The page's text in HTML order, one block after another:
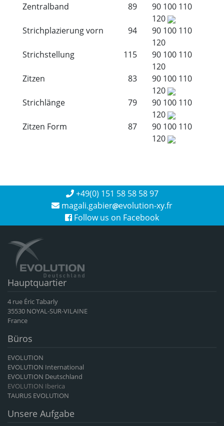
Zentralband
89 90 100 110
120
Strichplazierung vorn
94 90 100 110
120
Strichstellung
115 90 100 110
120
Zitzen
83 90 100 110
120
Strichlänge
79 90 100 110
120
Zitzen Form
87 90 100 110
120
+49(0) 151 58 58 58 97
magali.gabier evolution-xy.fr
Follow us on Facebook
Hauptquartier
4 rue Éric Tabarly
35530 NOYAL-SUR-VILAINE
France
Büros
EVOLUTION
EVOLUTION International
EVOLUTION Deutschland
EVOLUTION Iberica
TAURUS EVOLUTION
Unsere Aufgabe